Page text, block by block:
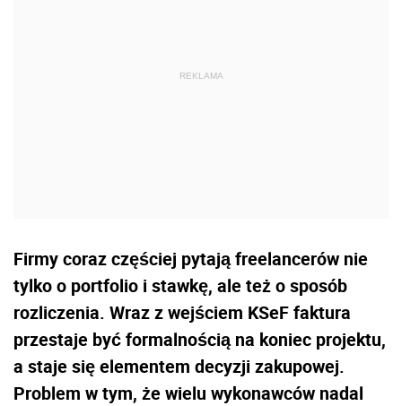
Firmy coraz częściej pytają freelancerów nie
tylko o portfolio i stawkę, ale też o sposób
rozliczenia. Wraz z wejściem KSeF faktura
przestaje być formalnością na koniec projektu,
a staje się elementem decyzji zakupowej.
Problem w tym, że wielu wykonawców nadal